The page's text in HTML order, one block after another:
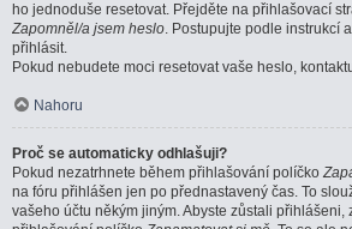
ho jednoduše resetovat. Přejděte na přihlašovací
Zapomněl/a jsem heslo. Postupujte podle instrukcí
přihlásit.
Pokud nebudete moci resetovat vaše heslo,
Nahoru
Proč se automaticky odhlašuji?
Pokud nezatrhnete během přihlašování políčko
na fóru přihlášen jen po přednastavený čas. To
vašeho účtu někým jiným. Abyste zůstali přihlášeni,